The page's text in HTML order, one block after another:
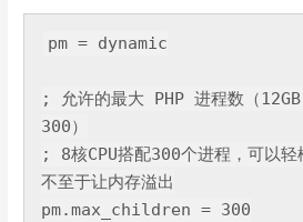
pm = dynamic
; 允许的最大 PHP 进程数（12
300）
; 8核CPU搭配300个进程，可以轻
不至于让内存溢出
pm.max_children = 300